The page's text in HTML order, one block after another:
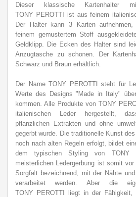
Dieser klassische
TONY PEROTTI ist aus feinem
Der Halter kann 3 Karten
feinem gemustertem Stoff
Geldklipp. Die Ecken des Halter sind
Anzugtasche zu schonen. Der
Schwarz und Braun erhältlich.
Der Name TONY PEROTTI steht für
Werte des Designs "Made in Italy"
kommen. Alle Produkte von TONY
italienischen Leder hergestellt,
pflanzlichen Extrakten und ohne
gegerbt wurde. Die traditionelle Kunst
noch nach alten Regeln erfolgt, bildet
dem typischen Styling von TONY
meisterlichen Ledergerbung ist somit
Sorgfalt bezeichnend, mit der Nähte
verarbeitet werden. Aber die
TONY PEROTTI liegt in der Fähigkeit,